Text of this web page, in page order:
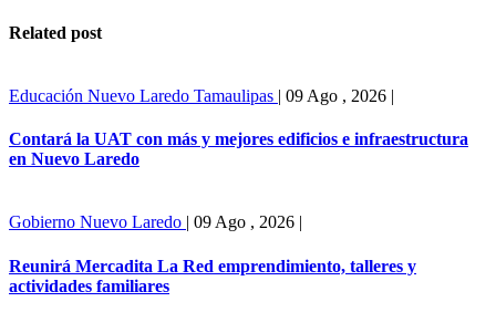
Related post
Educación Nuevo Laredo Tamaulipas | 09 Ago , 2026 |
Contará la UAT con más y mejores edificios e infraestructura
en Nuevo Laredo
Gobierno Nuevo Laredo | 09 Ago , 2026 |
Reunirá Mercadita La Red emprendimiento, talleres y
actividades familiares